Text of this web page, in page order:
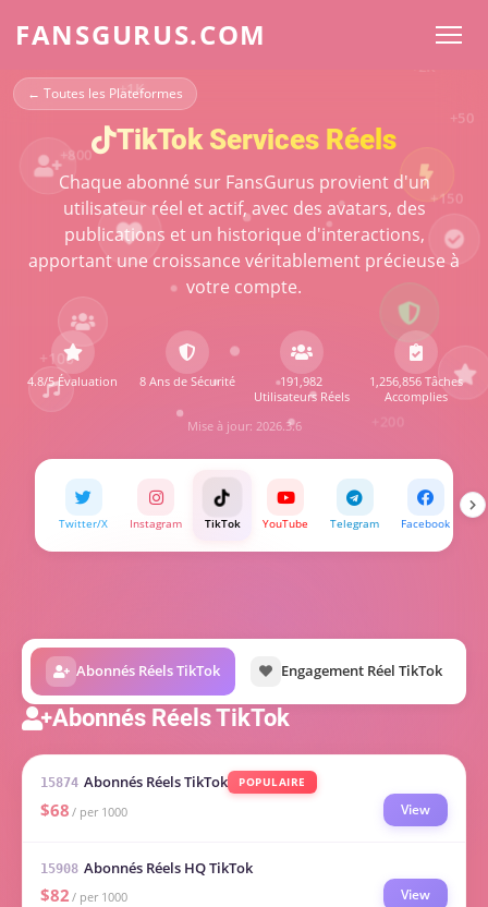
FANSGURUS.COM
← Toutes les Plateformes
+100
+500
+1K
+200
+2K
TikTok Services Réels
Chaque abonné sur FansGurus provient d'un
utilisateur réel et actif, avec des avatars, des
publications et un historique d'interactions,
apportant une croissance véritablement précieuse à
votre compte.
4.8/5 Évaluation 8 Ans de Sécurité
191,982
Utilisateurs Réels
1,256,856 Tâches
Accomplies
Mise à jour: 2026.3.6
Twitter/X Instagram TikTok YouTube Telegram Facebook
Abonnés Réels TikTok Engagement Réel TikTok
Abonnés Réels TikTok
15874 Abonnés Réels TikTok POPULAIRE
$68 / per 1000 View
15908 Abonnés Réels HQ TikTok
$82 / per 1000 View